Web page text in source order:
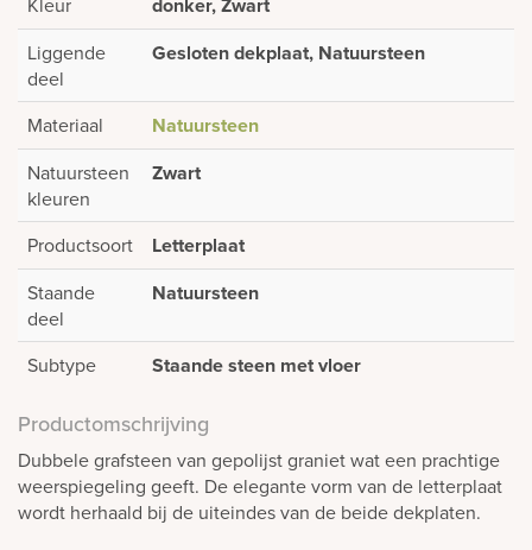
donker, Zwart
Liggende
deel
Gesloten dekplaat, Natuursteen
Materiaal Natuursteen
Natuursteen
kleuren
Zwart
Productsoort Letterplaat
Staande
deel
Natuursteen
Subtype Staande steen met vloer
Productomschrijving
Dubbele grafsteen van gepolijst graniet wat een prachtige
weerspiegeling geeft. De elegante vorm van de letterplaat
wordt herhaald bij de uiteindes van de beide dekplaten.